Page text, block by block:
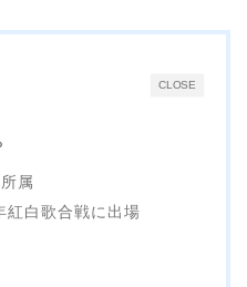
CLOSE
属
白歌合戦に出場